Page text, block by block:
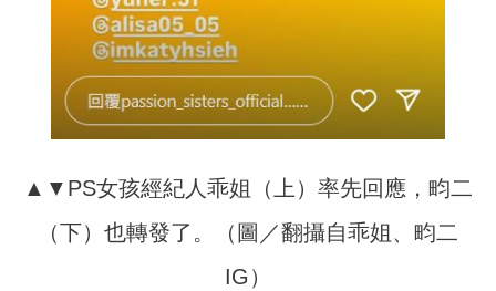
▲▼PS女孩經紀人乖姐（上）率先回應，畇二
（下）也轉發了。（圖／翻攝自乖姐、畇二
IG）